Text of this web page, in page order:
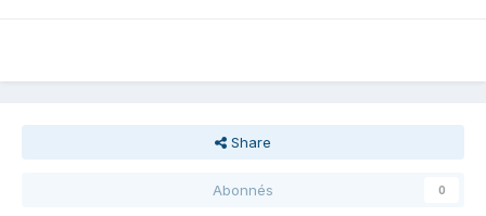
Share
Abonnés 0